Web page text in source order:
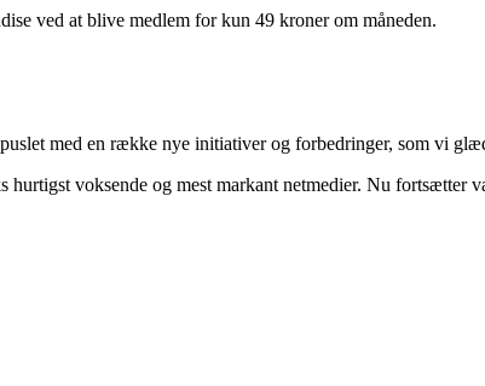
ved at blive medlem for kun 49 kroner om måneden.
med en række nye initiativer og forbedringer, som vi
voksende og mest markant netmedier. Nu fortsætter